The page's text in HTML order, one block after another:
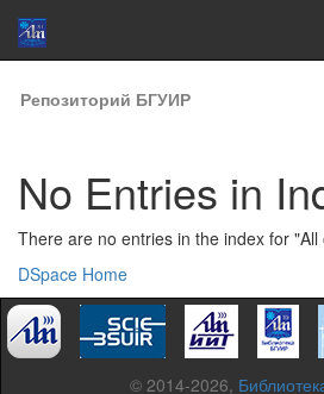
Skip
navigation
Репозиторий БГУИР
No Entries in
There are no entries in the index for "All
DSpace Home
© 2014-2026,